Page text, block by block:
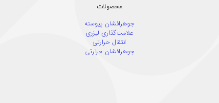
محصولات
جوهرافشان پیوسته
علامت‌گذاری لیزری
انتقال حرارتی
جوهرافشان حرارتی